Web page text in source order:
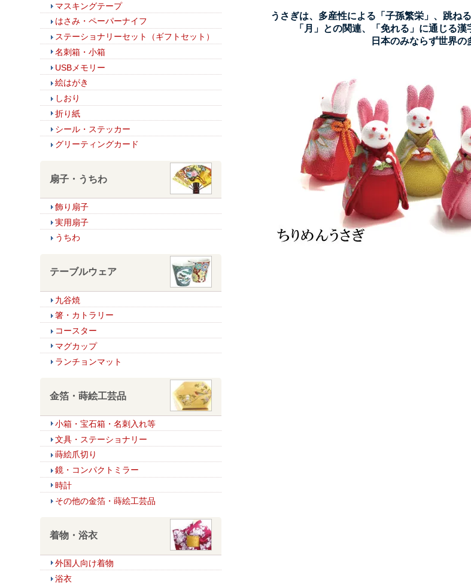
うさぎは、多産性による「子孫繁栄」 、 跳ね
「月」との関連、 「免れる」に通じる漢
日本のみならず世界の
マスキングテープ
はさみ・ペーパーナイフ
ステーショナリーセット（ギフトセット）
名刺箱・小箱
USBメモリー
絵はがき
しおり
折り紙
シール・ステッカー
グリーティングカード
扇子・うちわ
飾り扇子
実用扇子
うちわ
テーブルウェア
九谷焼
箸・カトラリー
コースター
マグカップ
ランチョンマット
金箔・蒔絵工芸品
小箱・宝石箱・名刺入れ等
文具・ステーショナリー
蒔絵爪切り
鏡・コンパクトミラー
時計
その他の金箔・蒔絵工芸品
着物・浴衣
外国人向け着物
浴衣